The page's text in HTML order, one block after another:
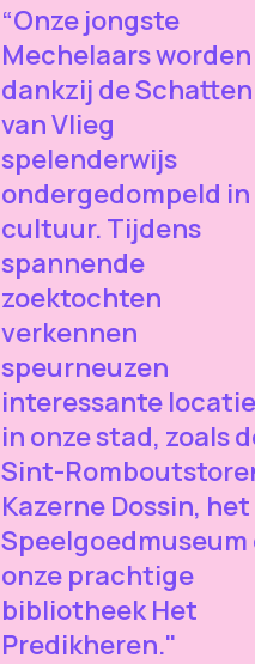
“Onze jongste
Mechelaars worden
dankzij de Schatten
van Vlieg
spelenderwijs
ondergedompeld in
cultuur. Tijdens
spannende
zoektochten
verkennen
speurneuzen
interessante
in onze stad, zoals
Sint-
Kazerne Dossin, het
Speelgoedmuseum
onze prachtige
bibliotheek Het
Predikheren."